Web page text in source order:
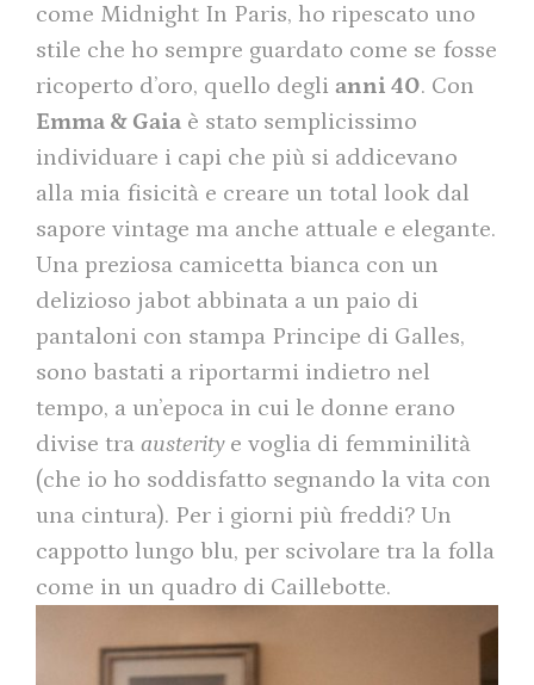
come Midnight In Paris, ho ripescato uno
stile che ho sempre guardato come se fosse
ricoperto d’oro, quello degli anni 40. Con
Emma & Gaia è stato semplicissimo
individuare i capi che più si addicevano
alla mia fisicità e creare un total look dal
sapore vintage ma anche attuale e elegante.
Una preziosa camicetta bianca con un
delizioso jabot abbinata a un paio di
pantaloni con stampa Principe di Galles,
sono bastati a riportarmi indietro nel
tempo, a un’epoca in cui le donne erano
divise tra austeritye voglia di femminilità
(che io ho soddisfatto segnando la vita con
una cintura). Per i giorni più freddi? Un
cappotto lungo blu, per scivolare tra la folla
come in un quadro di Caillebotte.